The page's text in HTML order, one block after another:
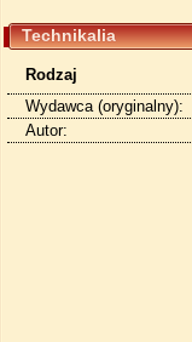
Technikalia
Rodzaj
Wydawca (oryginalny):
Autor: